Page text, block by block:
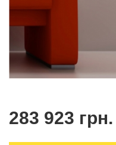
283 923 грн.